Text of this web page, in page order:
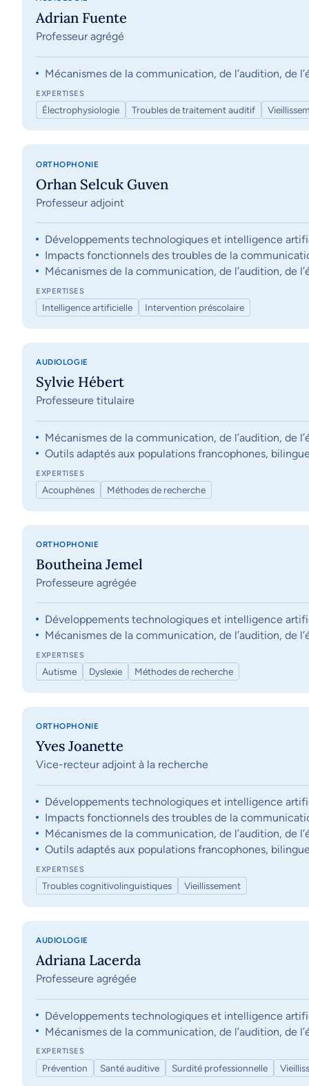
Adrian Fuente
Professeur agrégé
Mécanismes de la communication, de l’audition, de
EXPERTISES
Électrophysiologie Troubles de traitement auditif
ORTHOPHONIE
Orhan Selcuk Guven
Professeur adjoint
Développements technologiques et intelligence
Impacts fonctionnels des troubles de la
Mécanismes de la communication, de l’audition, de
EXPERTISES
Intelligence artificielle Intervention préscolaire
AUDIOLOGIE
Sylvie Hébert
Professeure titulaire
Mécanismes de la communication, de l’audition, de
Outils adaptés aux populations francophones,
EXPERTISES
Acouphènes Méthodes de recherche
ORTHOPHONIE
Boutheina Jemel
Professeure agrégée
Développements technologiques et intelligence
Mécanismes de la communication, de l’audition, de
EXPERTISES
Autisme Dyslexie Méthodes de recherche
ORTHOPHONIE
Yves Joanette
Vice-recteur adjoint à la recherche
Développements technologiques et intelligence
Impacts fonctionnels des troubles de la
Mécanismes de la communication, de l’audition, de
Outils adaptés aux populations francophones,
EXPERTISES
Troubles cognitivolinguistiques Vieillissement
AUDIOLOGIE
Adriana Lacerda
Professeure agrégée
Développements technologiques et intelligence
Mécanismes de la communication, de l’audition, de
EXPERTISES
Prévention Santé auditive Surdité professionnelle